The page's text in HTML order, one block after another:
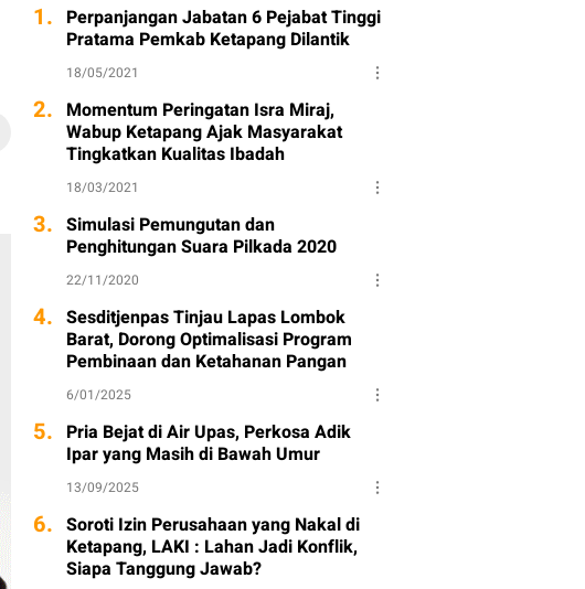
1. Perpanjangan Jabatan 6 Pejabat Tinggi
Pratama Pemkab Ketapang Dilantik
18/05/2021
2. Momentum Peringatan Isra Miraj,
Wabup Ketapang Ajak Masyarakat
Tingkatkan Kualitas Ibadah
18/03/2021
3. Simulasi Pemungutan dan
Penghitungan Suara Pilkada 2020
22/11/2020
4. Sesditjenpas Tinjau Lapas Lombok
Barat, Dorong Optimalisasi Program
Pembinaan dan Ketahanan Pangan
6/01/2025
5. Pria Bejat di Air Upas, Perkosa Adik
Ipar yang Masih di Bawah Umur
13/09/2025
6. Soroti Izin Perusahaan yang Nakal di
Ketapang, LAKI : Lahan Jadi Konflik,
Siapa Tanggung Jawab?